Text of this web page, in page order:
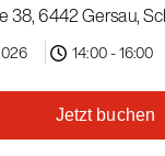
38, 6442 Gersau,
14:00 - 16:00
Jetzt buchen